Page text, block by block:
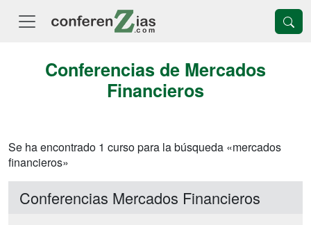
Conferencias de Mercados
Financieros
Se ha encontrado 1 curso para la búsqueda «mercados
financieros»
Conferencias Mercados Financieros